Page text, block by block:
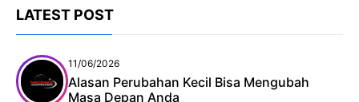
LATEST POST
11/06/2026
Alasan Perubahan Kecil Bisa Mengubah
Masa Depan Anda